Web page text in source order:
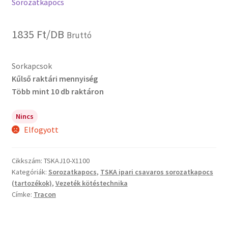
1835 Ft/DB Bruttó
Sorkapcsok
Kűlső raktári mennyiség
Több mint 10 db raktáron
Nincs
Elfogyott
Cikkszám: TSKAJ10-X1100
Kategóriák: Sorozatkapocs, TSKA ipari csavaros sorozatkapocs
(tartozékok), Vezeték kötéstechnika
Címke: Tracon